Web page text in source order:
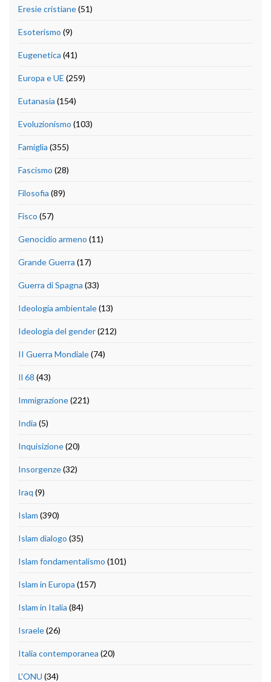
Eresie cristiane(51)
Esoterismo (9)
Eugenetica (41)
Europa e UE (259)
Eutanasia (154)
Evoluzionismo (103)
Famiglia (355)
Fascismo (28)
Filosofia (89)
Fisco (57)
Genocidio armeno (11)
Grande Guerra (17)
Guerra di Spagna (33)
Ideologia ambientale(13)
Ideologia del gender(212)
II Guerra Mondiale(74)
Il 68 (43)
Immigrazione(221)
India (5)
Inquisizione(20)
Insorgenze(32)
Iraq (9)
Islam (390)
Islam dialogo (35)
Islam fondamentalismo (101)
Islam in Europa (157)
Islam in Italia (84)
Israele(26)
Italia contemporanea (20)
L'ONU (34)